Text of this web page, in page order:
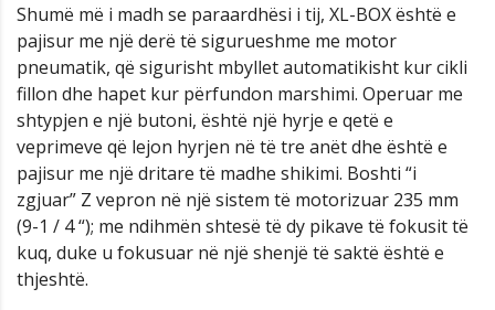
Shumë më i madh se paraardhësi i tij, XL-BOX është e
pajisur me një derë të sigurueshme me motor
pneumatik, që sigurisht mbyllet automatikisht kur cikli
fillon dhe hapet kur përfundon marshimi. Operuar me
shtypjen e një butoni, është një hyrje e qetë e
veprimeve që lejon hyrjen në të tre anët dhe është e
pajisur me një dritare të madhe shikimi. Boshti “i
zgjuar” Z vepron në një sistem të motorizuar 235 mm
(9-1 / 4 “); me ndihmën shtesë të dy pikave të fokusit të
kuq, duke u fokusuar në një shenjë të saktë është e
thjeshtë.